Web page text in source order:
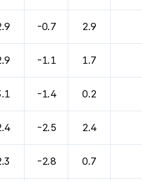
-0.7 2.9
-1.1 1.7
-1.4 0.2
-2.5 2.4
-2.8 0.7